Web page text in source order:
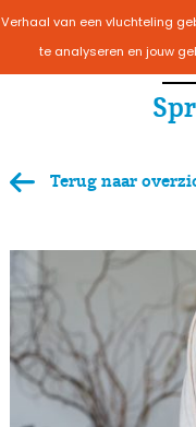
Verhaal van een vluchteling
te analyseren en jouw
Terug naar